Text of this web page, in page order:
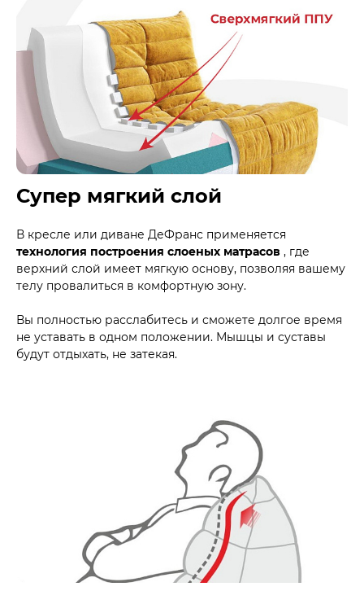
Супер мягкий слой
В кресле или диване ДеФранс применяется
технология построения слоеных матрасов , где
верхний слой имеет мягкую основу, позволяя вашему
телу провалиться в комфортную зону.
Вы полностью расслабитесь и сможете долгое время
не уставать в одном положении. Мышцы и суставы
будут отдыхать, не затекая.